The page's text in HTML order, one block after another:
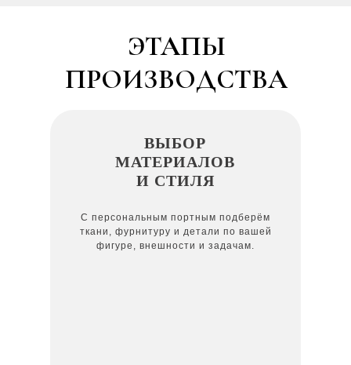
С персональным портным подберём
ткани, фурнитуру и детали по вашей
фигуре, внешности и задачам.
ВЫБОР
МАТЕРИАЛОВ
И СТИЛЯ
ЭТАПЫ
ПРОИЗВОДСТВА